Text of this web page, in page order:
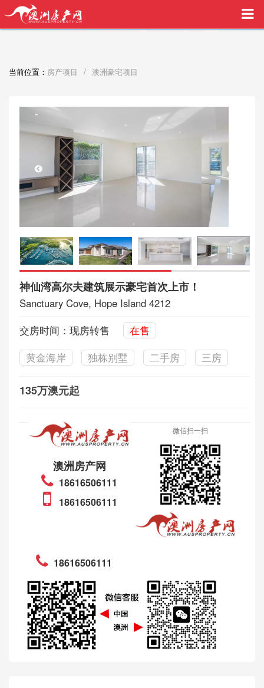
买家中介VIP服务，助您安心购房
当前位置： 房产项目 / 澳洲豪宅项目
神仙湾高尔夫建筑展示豪宅首次上市！
Sanctuary Cove, Hope Island 4212
交房时间：现房转售
在售
黄金海岸
独栋别墅 二手房 三房
135万澳元起
澳洲房产网
18616506111
18616506111
微信扫一扫
18616506111